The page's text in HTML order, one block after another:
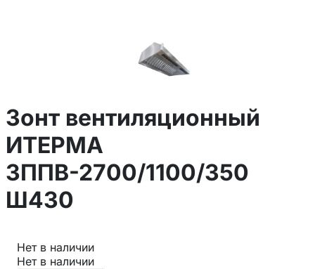
Зонт вентиляционный
ИТЕРМА
ЗППВ-2700/1100/350
Ш430
Нет в наличии
Нет в наличии